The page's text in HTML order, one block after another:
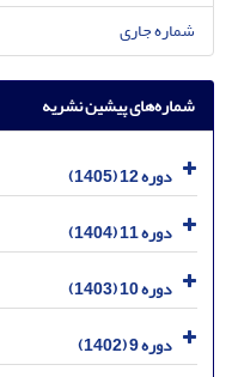
شماره جاری
شماره‌های پیشین نشریه
دوره 12 (1405)
دوره 11 (1404)
دوره 10 (1403)
دوره 9 (1402)